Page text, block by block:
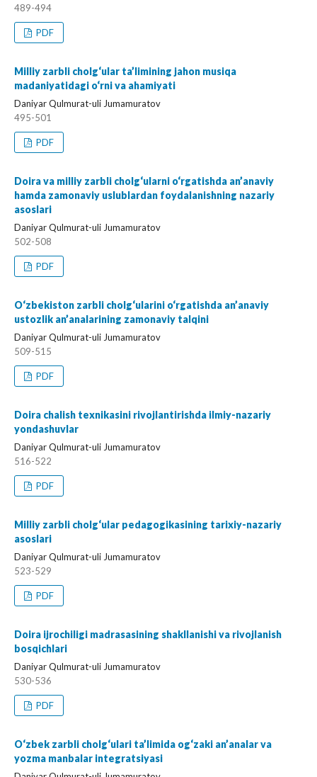
489-494
PDF
Milliy zarbli cholg‘ular ta’limining jahon musiqa
madaniyatidagi o‘rni va ahamiyati
Daniyar Qulmurat-uli Jumamuratov
495-501
PDF
Doira va milliy zarbli cholg‘ularni o‘rgatishda an’anaviy
hamda zamonaviy uslublardan foydalanishning nazariy
asoslari
Daniyar Qulmurat-uli Jumamuratov
502-508
PDF
O‘zbekiston zarbli cholg‘ularini o‘rgatishda an’anaviy
ustozlik an’analarining zamonaviy talqini
Daniyar Qulmurat-uli Jumamuratov
509-515
PDF
Doira chalish texnikasini rivojlantirishda ilmiy-nazariy
yondashuvlar
Daniyar Qulmurat-uli Jumamuratov
516-522
PDF
Milliy zarbli cholg‘ular pedagogikasining tarixiy-nazariy
asoslari
Daniyar Qulmurat-uli Jumamuratov
523-529
PDF
Doira ijrochiligi madrasasining shakllanishi va rivojlanish
bosqichlari
Daniyar Qulmurat-uli Jumamuratov
530-536
PDF
O‘zbek zarbli cholg‘ulari ta’limida og‘zaki an’analar va
yozma manbalar integratsiyasi